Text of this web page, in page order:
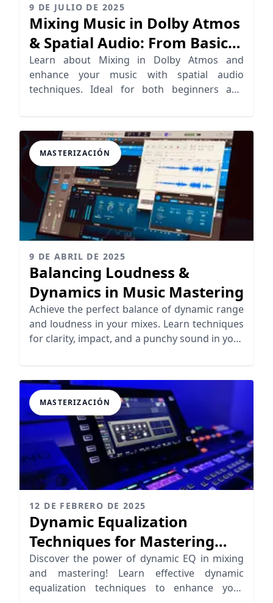
9 DE JULIO DE 2025
Mixing Music in Dolby Atmos
& Spatial Audio: From Basics
to Advanced Techniques
Learn about Mixing in Dolby Atmos and
enhance your music with spatial audio
techniques. Ideal for both beginners and
MASTERIZACIÓN
9 DE ABRIL DE 2025
Balancing Loudness &
Dynamics in Music Mastering
Achieve the perfect balance of dynamic range
and loudness in your mixes. Learn techniques
for clarity, impact, and a punchy sound in your
MASTERIZACIÓN
12 DE FEBRERO DE 2025
Dynamic Equalization
Techniques for Mastering
and Mixing
Discover the power of dynamic EQ in mixing
and mastering! Learn effective dynamic
equalization techniques to enhance your